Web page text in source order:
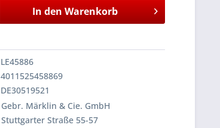
In den Warenkorb
LE45886
4011525458869
DE30519521
Gebr. Märklin & Cie. GmbH
Stuttgarter Straße 55-57